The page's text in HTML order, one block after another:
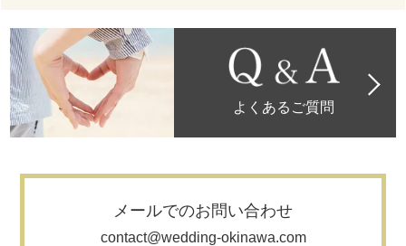
よくあるご質問
メールでのお問い合わせ
contact@wedding-okinawa.com